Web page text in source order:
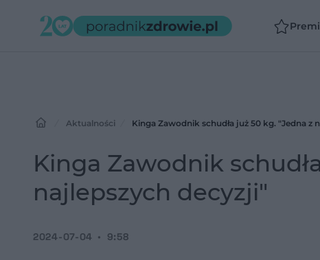
Aktualności Kinga Zawodnik schudła już 50 kg. "Jedna z
Kinga Zawodnik
najlepszych decyzji"
2024-07-04 9:58